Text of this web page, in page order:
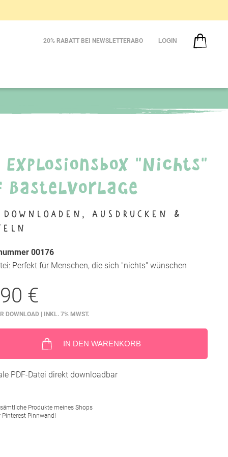
20% RABATT BEI NEWSLETTERABO LOGIN
Explosionsbox "Nichts"
Bastelvorlage
Downloaden, Ausdrucken &
00176
Perfekt für Menschen, die sich "nichts" wünschen
€
DOWNLOAD | INKL. 7% MWST.
IN DEN WARENKORB
PDF-Datei direkt downloadbar
Produkte meines Shops
Pinterest Pinnwand!